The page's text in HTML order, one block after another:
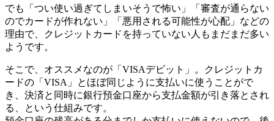
でも「つい使い過ぎてしまいそうで怖い」「審査が通らない
のでカードが作れない」「悪用される可能性が心配」などの
理由で、クレジットカードを持っていない人もまだまだ多い
ようです。
そこで、オススメなのが「VISAデビット」。クレジットカ
ードの「VISA」とほぼ同じように支払いに使うことがで
き、決済と同時に銀行預金口座から支払金額が引き落とされ
る、という仕組みです。